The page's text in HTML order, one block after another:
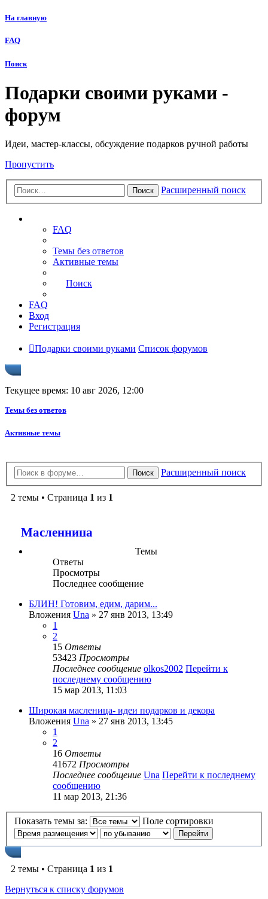
На главную
FAQ
Поиск
Подарки своими руками -
форум
Идеи, мастер-классы, обсуждение подарков ручной работы
Пропустить
Поиск Расширенный поиск
FAQ
Темы без ответов
Активные темы
Поиск
FAQ
Вход
Регистрация
Подарки своими руками Список форумов
Текущее время: 10 авг 2026, 12:00
Темы без ответов
Активные темы
Поиск Расширенный поиск
2 темы • Страница 1 из 1
Масленница
Темы
Ответы
Просмотры
Последнее сообщение
БЛИН! Готовим, едим, дарим...
Вложения Una » 27 янв 2013, 13:49
1
2
15 Ответы
53423 Просмотры
Последнее сообщение olkos2002 Перейти к
последнему сообщению
15 мар 2013, 11:03
Широкая масленица- идеи подарков и декора
Вложения Una » 27 янв 2013, 13:45
1
2
16 Ответы
41672 Просмотры
Последнее сообщение Una Перейти к последнему
сообщению
11 мар 2013, 21:36
Показать темы за: Поле сортировки
2 темы • Страница 1 из 1
Вернуться к списку форумов